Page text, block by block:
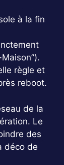
à la fin
règle et
reboot.
de la
Le
des
déco de